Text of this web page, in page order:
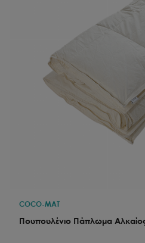
COCO-MAT
Πουπουλένιο Πάπλωμα